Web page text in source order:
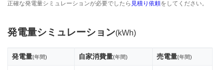
正確な発電量シミュレーションが必要でしたら 見積り依頼をしてください。
発電量シミュレーション(kWh)
発電量(年間) 自家消費量(年間) 売電量(年間)